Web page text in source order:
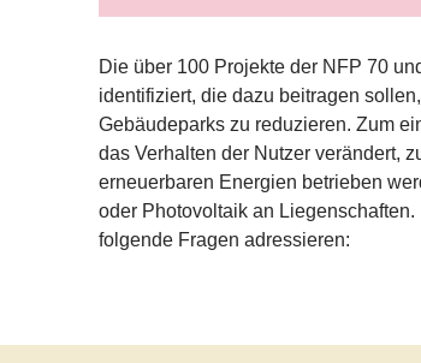
Die über 100 Projekte der NFP 70
identifiziert, die dazu beitragen
Gebäudeparks zu reduzieren. Zum
das Verhalten der Nutzer verändert,
erneuerbaren Energien betrieben
oder Photovoltaik an
folgende Fragen adressieren: